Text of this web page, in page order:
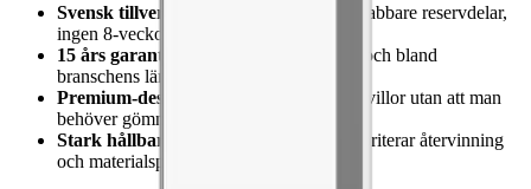
Svensk tillverkning
— bättre support, snabbare reservdelar,
ingen 8-veckors väntetid från Asien.
15 års garanti
— match med Sigenergy och bland
branschens längsta.
Premium-design
— passar in i moderna villor utan att man
behöver gömma det.
Stark hållbarhetsprofil
— Polarium prioriterar återvinning
och materialspårning.